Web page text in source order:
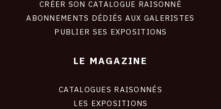
CRÉER SON CATALOGUE RAISONNÉ
ABONNEMENTS DÉDIÉS AUX GALERISTES
PUBLIER SES EXPOSITIONS
LE MAGAZINE
CATALOGUES RAISONNÉS
LES EXPOSITIONS